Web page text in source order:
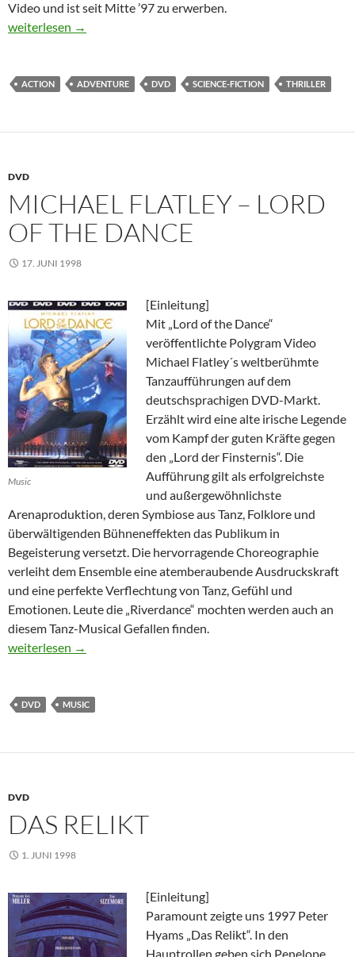
Video und ist seit Mitte ’97 zu erwerben.
Total Recall
weiterlesen →
ACTION ADVENTURE DVD SCIENCE-FICTION THRILLER
DVD
MICHAEL FLATLEY – LORD
OF THE DANCE
17. JUNI 1998
Music
[Einleitung]
Mit „Lord of the Dance“
veröffentlichte Polygram Video
Michael Flatley´s weltberühmte
Tanzaufführungen auf dem
deutschsprachigen DVD-Markt.
Erzählt wird eine alte irische Legende
vom Kampf der guten Kräfte gegen
den „Lord der Finsternis“. Die
Aufführung gilt als erfolgreichste
und außergewöhnlichste
Arenaproduktion, deren Symbiose aus Tanz, Folklore und
überwältigenden Bühneneffekten das Publikum in
Begeisterung versetzt. Die hervorragende Choreographie
verleiht dem Ensemble eine atemberaubende Ausdruckskraft
und eine perfekte Verflechtung von Tanz, Gefühl und
Emotionen. Leute die „Riverdance“ mochten werden auch an
diesem Tanz-Musical Gefallen finden.
Michael Flatley – Lord of the Dance
weiterlesen →
DVD MUSIC
DVD
DAS RELIKT
1. JUNI 1998
[Einleitung]
Paramount zeigte uns 1997 Peter
Hyams „Das Relikt“. In den
Hauptrollen geben sich Penelope